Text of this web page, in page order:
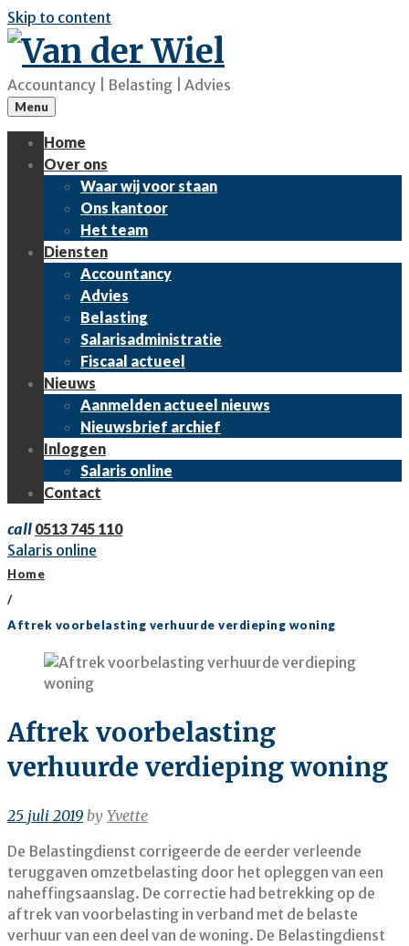
Skip to content
Accountancy | Belasting | Advies
Menu
Home
Over ons
Waar wij voor staan
Ons kantoor
Het team
Diensten
Accountancy
Advies
Belasting
Salarisadministratie
Fiscaal actueel
Nieuws
Aanmelden actueel nieuws
Nieuwsbrief archief
Inloggen
Salaris online
Contact
call 0513 745 110
Salaris online
Home
/
Aftrek voorbelasting verhuurde verdieping woning
Aftrek voorbelasting
verhuurde verdieping woning
25 juli 2019 by Yvette
De Belastingdienst corrigeerde de eerder verleende
teruggaven omzetbelasting door het opleggen van een
naheffingsaanslag. De correctie had betrekking op de
aftrek van voorbelasting in verband met de belaste
verhuur van een deel van de woning. De Belastingdienst